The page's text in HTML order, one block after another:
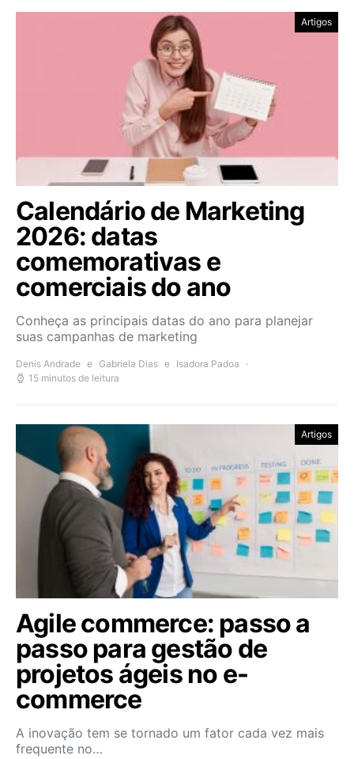
Artigos
Calendário de Marketing
2026: datas
comemorativas e
comerciais do ano
Conheça as principais datas do ano para planejar
suas campanhas de marketing
Denis Andrade e Gabriela Dias e Isadora Padoa
15 minutos de leitura
Artigos
Agile commerce: passo a
passo para gestão de
projetos ágeis no e-
commerce
A inovação tem se tornado um fator cada vez mais
frequente no…